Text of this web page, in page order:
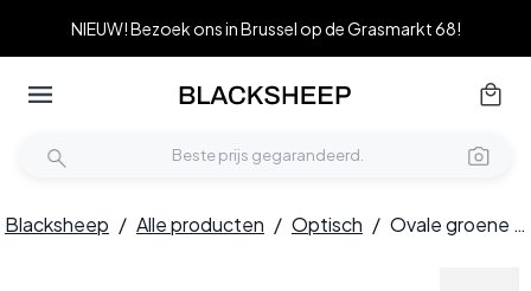
NIEUW! Bezoek ons in Brussel op de Grasmarkt 68!
Blacksheep / Alle producten / Optisch / Ovale groene TR90 bril #BS0423-0081